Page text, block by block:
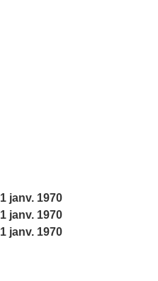
1 janv. 1970
1 janv. 1970
1 janv. 1970